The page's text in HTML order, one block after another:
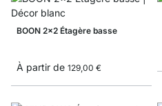
BOON 2x2 Étagère basse
À partir de 129,00 €